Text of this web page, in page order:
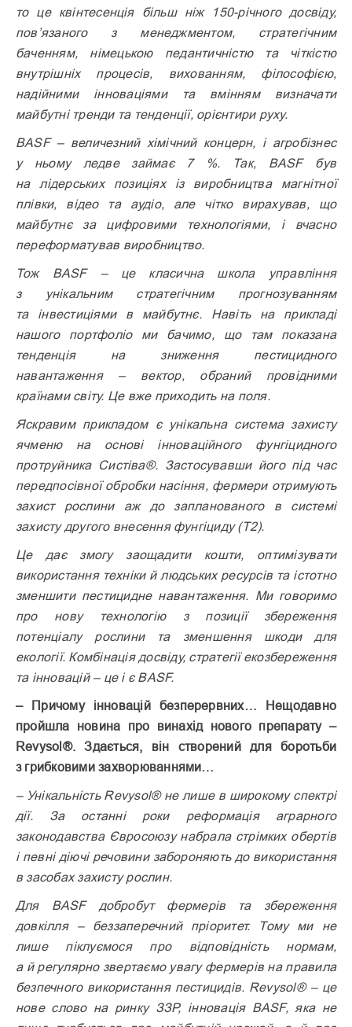
то це квінтесенція більш ніж 150-річного досвіду,
пов’язаного з менеджментом, стратегічним
баченням, німецькою педантичністю та чіткістю
внутрішніх процесів, вихованням, філософією,
надійними інноваціями та вмінням визначати
майбутні тренди та тенденції, орієнтири руху.
BASF – величезний хімічний концерн, і агробізнес
у ньому ледве займає 7 %. Так, BASF був
на лідерських позиціях із виробництва магнітної
плівки, відео та аудіо, але чітко вирахував, що
майбутнє за цифровими технологіями, і вчасно
переформатував виробництво.
Тож BASF – це класична школа управління
з унікальним стратегічним прогнозуванням
та інвестиціями в майбутнє. Навіть на прикладі
нашого портфоліо ми бачимо, що там показана
тенденція на зниження пестицидного
навантаження – вектор, обраний провідними
країнами світу. Це вже приходить на поля.
Яскравим прикладом є унікальна система захисту
ячменю на основі інноваційного фунгіцидного
протруйника Систіва®. Застосувавши його під час
передпосівної обробки насіння, фермери отримують
захист рослини аж до запланованого в системі
захисту другого внесення фунгіциду (Т2).
Це дає змогу заощадити кошти, оптимізувати
використання техніки й людських ресурсів та істотно
зменшити пестицидне навантаження. Ми говоримо
про нову технологію з позиції збереження
потенціалу рослини та зменшення шкоди для
екології. Комбінація досвіду, стратегії екозбереження
та інновацій – це і є BASF.
– Причому інновацій безперервних… Нещодавно
пройшла новина про винахід нового препарату –
Revysol®. Здається, він створений для боротьби
з грибковими захворюваннями…
– Унікальність Revysol® не лише в широкому спектрі
дії. За останні роки реформація аграрного
законодавства Євросоюзу набрала стрімких обертів
і певні діючі речовини забороняють до використання
в засобах захисту рослин.
Для BASF добробут фермерів та збереження
довкілля – беззапе­речний пріоритет. Тому ми не
лише піклуємося про відповідність нормам,
а й регулярно звертаємо увагу фермерів на правила
безпечного використання пестицидів. Revysol® – це
нове слово на ринку ЗЗР, інновація BASF, яка не